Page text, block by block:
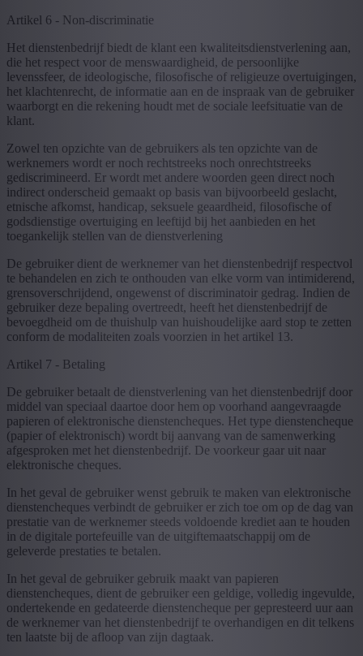
Artikel 6 - Non-discriminatie
Het dienstenbedrijf biedt de klant een kwaliteitsdienstverlening aan,
die het respect voor de menswaardigheid, de persoonlijke
levenssfeer, de ideologische, filosofische of religieuze overtuigingen,
het klachtenrecht, de informatie aan en de inspraak van de gebruiker
waarborgt en die rekening houdt met de sociale leefsituatie van de
klant.
Zowel ten opzichte van de gebruikers als ten opzichte van de
werknemers wordt er noch rechtstreeks noch onrechtstreeks
gediscrimineerd. Er wordt met andere woorden geen direct noch
indirect onderscheid gemaakt op basis van bijvoorbeeld geslacht,
etnische afkomst, handicap, seksuele geaardheid, filosofische of
godsdienstige overtuiging en leeftijd bij het aanbieden en het
toegankelijk stellen van de dienstverlening
De gebruiker dient de werknemer van het dienstenbedrijf respectvol
te behandelen en zich te onthouden van elke vorm van intimiderend,
grensoverschrijdend, ongewenst of discriminatoir gedrag. Indien de
gebruiker deze bepaling overtreedt, heeft het dienstenbedrijf de
bevoegdheid om de thuishulp van huishoudelijke aard stop te zetten
conform de modaliteiten zoals voorzien in het artikel 13.
Artikel 7 - Betaling
De gebruiker betaalt de dienstverlening van het dienstenbedrijf door
middel van speciaal daartoe door hem op voorhand aangevraagde
papieren of elektronische dienstencheques. Het type dienstencheque
(papier of elektronisch) wordt bij aanvang van de samenwerking
afgesproken met het dienstenbedrijf. De voorkeur gaar uit naar
elektronische cheques.
In het geval de gebruiker wenst gebruik te maken van elektronische
dienstencheques verbindt de gebruiker er zich toe om op de dag van
prestatie van de werknemer steeds voldoende krediet aan te houden
in de digitale portefeuille van de uitgiftemaatschappij om de
geleverde prestaties te betalen.
In het geval de gebruiker gebruik maakt van papieren
dienstencheques, dient de gebruiker een geldige, volledig ingevulde,
ondertekende en gedateerde dienstencheque per gepresteerd uur aan
de werknemer van het dienstenbedrijf te overhandigen en dit telkens
ten laatste bij de afloop van zijn dagtaak.